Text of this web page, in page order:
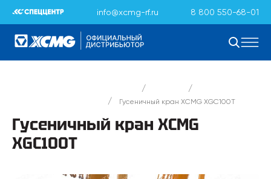
info@xcmg-rf.ru 8 800 550-68-01
/ /
/ Гусеничный кран XCMG XGC100T
Гусеничный кран XCMG
XGC100T